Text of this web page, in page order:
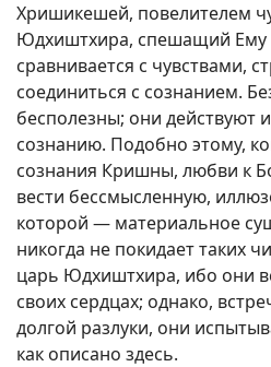
Хришикешей, повелителем
Юдхиштхира, спешащий Ему
сравнивается с чувствами,
соединиться с сознанием.
бесполезны; они действуют
сознанию. Подобно этому,
сознания Кришны, любви к
вести бессмысленную,
которой — материальное
никогда не покидает таких
царь Юдхиштхира, ибо они
своих сердцах; однако,
долгой разлуки, они
как описано здесь.